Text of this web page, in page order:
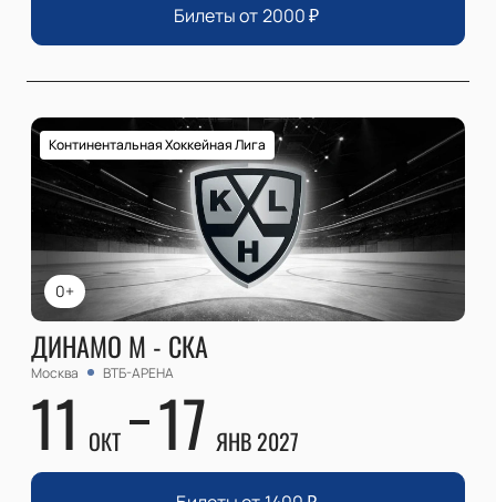
Билеты от 2000₽
0+
Континентальная Хоккейная Лига
ДИНАМО М - СКА
Москва ВТБ-АРЕНА
11 ОКТ 17 ЯНВ 2027